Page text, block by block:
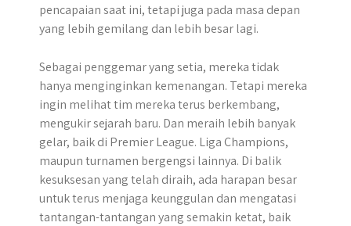
pencapaian saat ini, tetapi juga pada masa depan
yang lebih gemilang dan lebih besar lagi.
Sebagai penggemar yang setia, mereka tidak
hanya menginginkan kemenangan. Tetapi mereka
ingin melihat tim mereka terus berkembang,
mengukir sejarah baru. Dan meraih lebih banyak
gelar, baik di Premier League. Liga Champions,
maupun turnamen bergengsi lainnya. Di balik
kesuksesan yang telah diraih, ada harapan besar
untuk terus menjaga keunggulan dan mengatasi
tantangan-tantangan yang semakin ketat, baik